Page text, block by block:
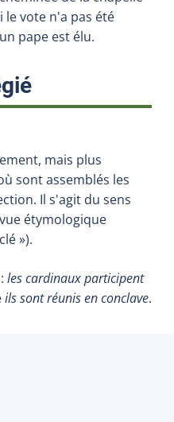
le vote n'a pas été
pape est élu.
:
mais plus
sont assemblés les
Il s'agit du sens
étymologique
»).
les cardinaux participent
ils sont réunis en conclave.